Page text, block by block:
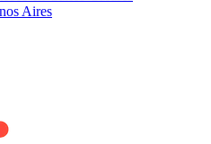
Aires